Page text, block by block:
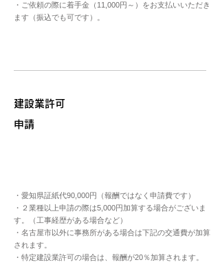
・ご依頼の際に着手金（11,000円～）をお支払いいただき
ます（振込でも可です）。
​建設業許可
申請
・愛知県証紙代90,000円（報酬ではなく申請費です）
・２業種以上申請の際は5,000円加算する場合がございま
す。（工事経歴がある場合など）
・名古屋市以外に事務所がある場合は下記の交通費が加算
されます。
・特定建設業許可の場合は、報酬が20％加算されます。